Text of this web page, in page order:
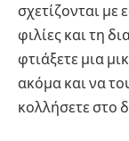
σχετίζονται με
φιλίες και τη
φτιάξετε μια
ακόμα και να
κολλήσετε στο